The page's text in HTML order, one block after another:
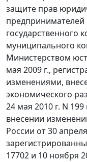
защите прав
государственного
муниципального
Министерством
мая 2009 г.,
изменениями,
экономического
24 мая 2010 г. N
внесении
России от 30
17702 и 10 ноября